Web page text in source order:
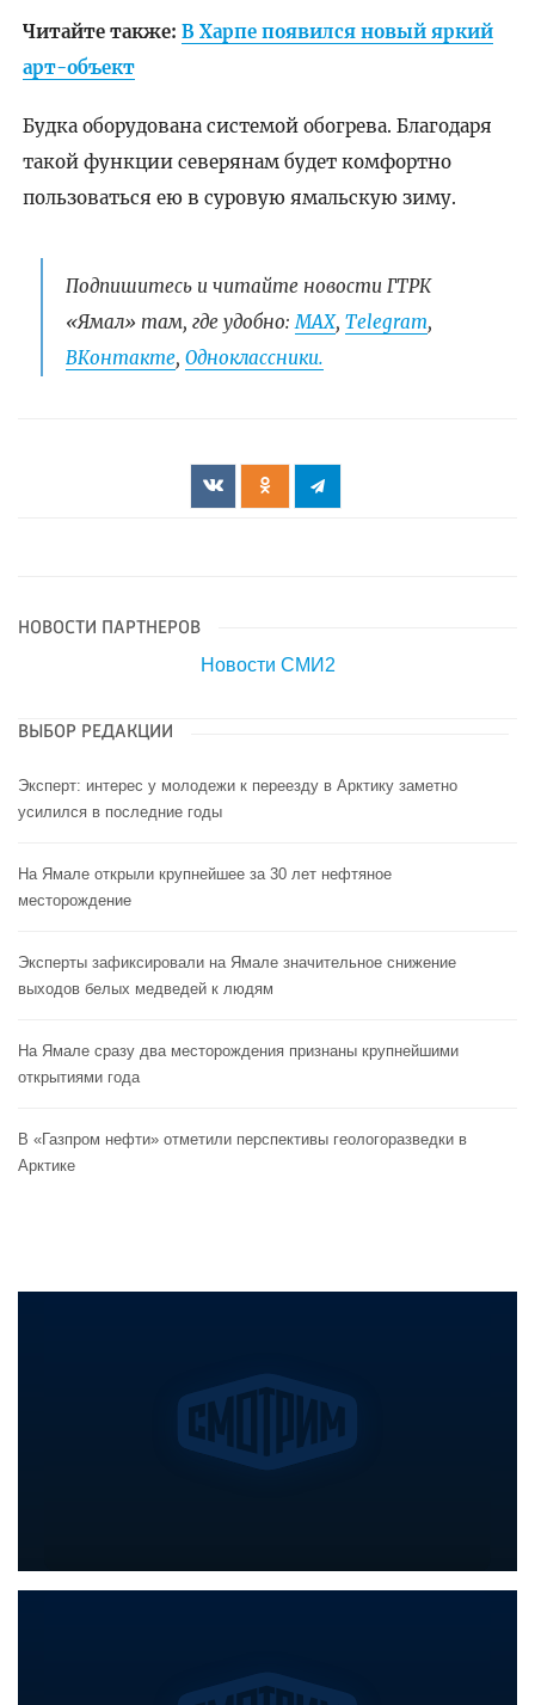
Читайте также: В Харпе появился новый яркий
арт-объект
Будка оборудована системой обогрева. Благодаря
такой функции северянам будет комфортно
пользоваться ею в суровую ямальскую зиму.
Подпишитесь и читайте новости ГТРК
«Ямал» там, где удобно:МАХ, Telegram,
ВКонтакте, Одноклассники.
НОВОСТИ ПАРТНЕРОВ
Новости СМИ2
ВЫБОР РЕДАКЦИИ
Эксперт: интерес у молодежи к переезду в Арктику заметно
усилился в последние годы
На Ямале открыли крупнейшее за 30 лет нефтяное
месторождение
Эксперты зафиксировали на Ямале значительное снижение
выходов белых медведей к людям
На Ямале сразу два месторождения признаны крупнейшими
открытиями года
В «Газпром нефти» отметили перспективы геологоразведки в
Арктике